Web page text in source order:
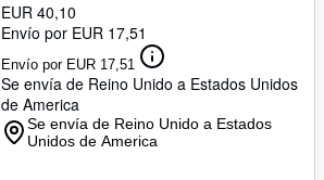
EUR 40,10
Envío por EUR 17,51
Envío por EUR 17,51
Se envía de Reino Unido a Estados Unidos
de America
Se envía de Reino Unido a Estados
Unidos de America